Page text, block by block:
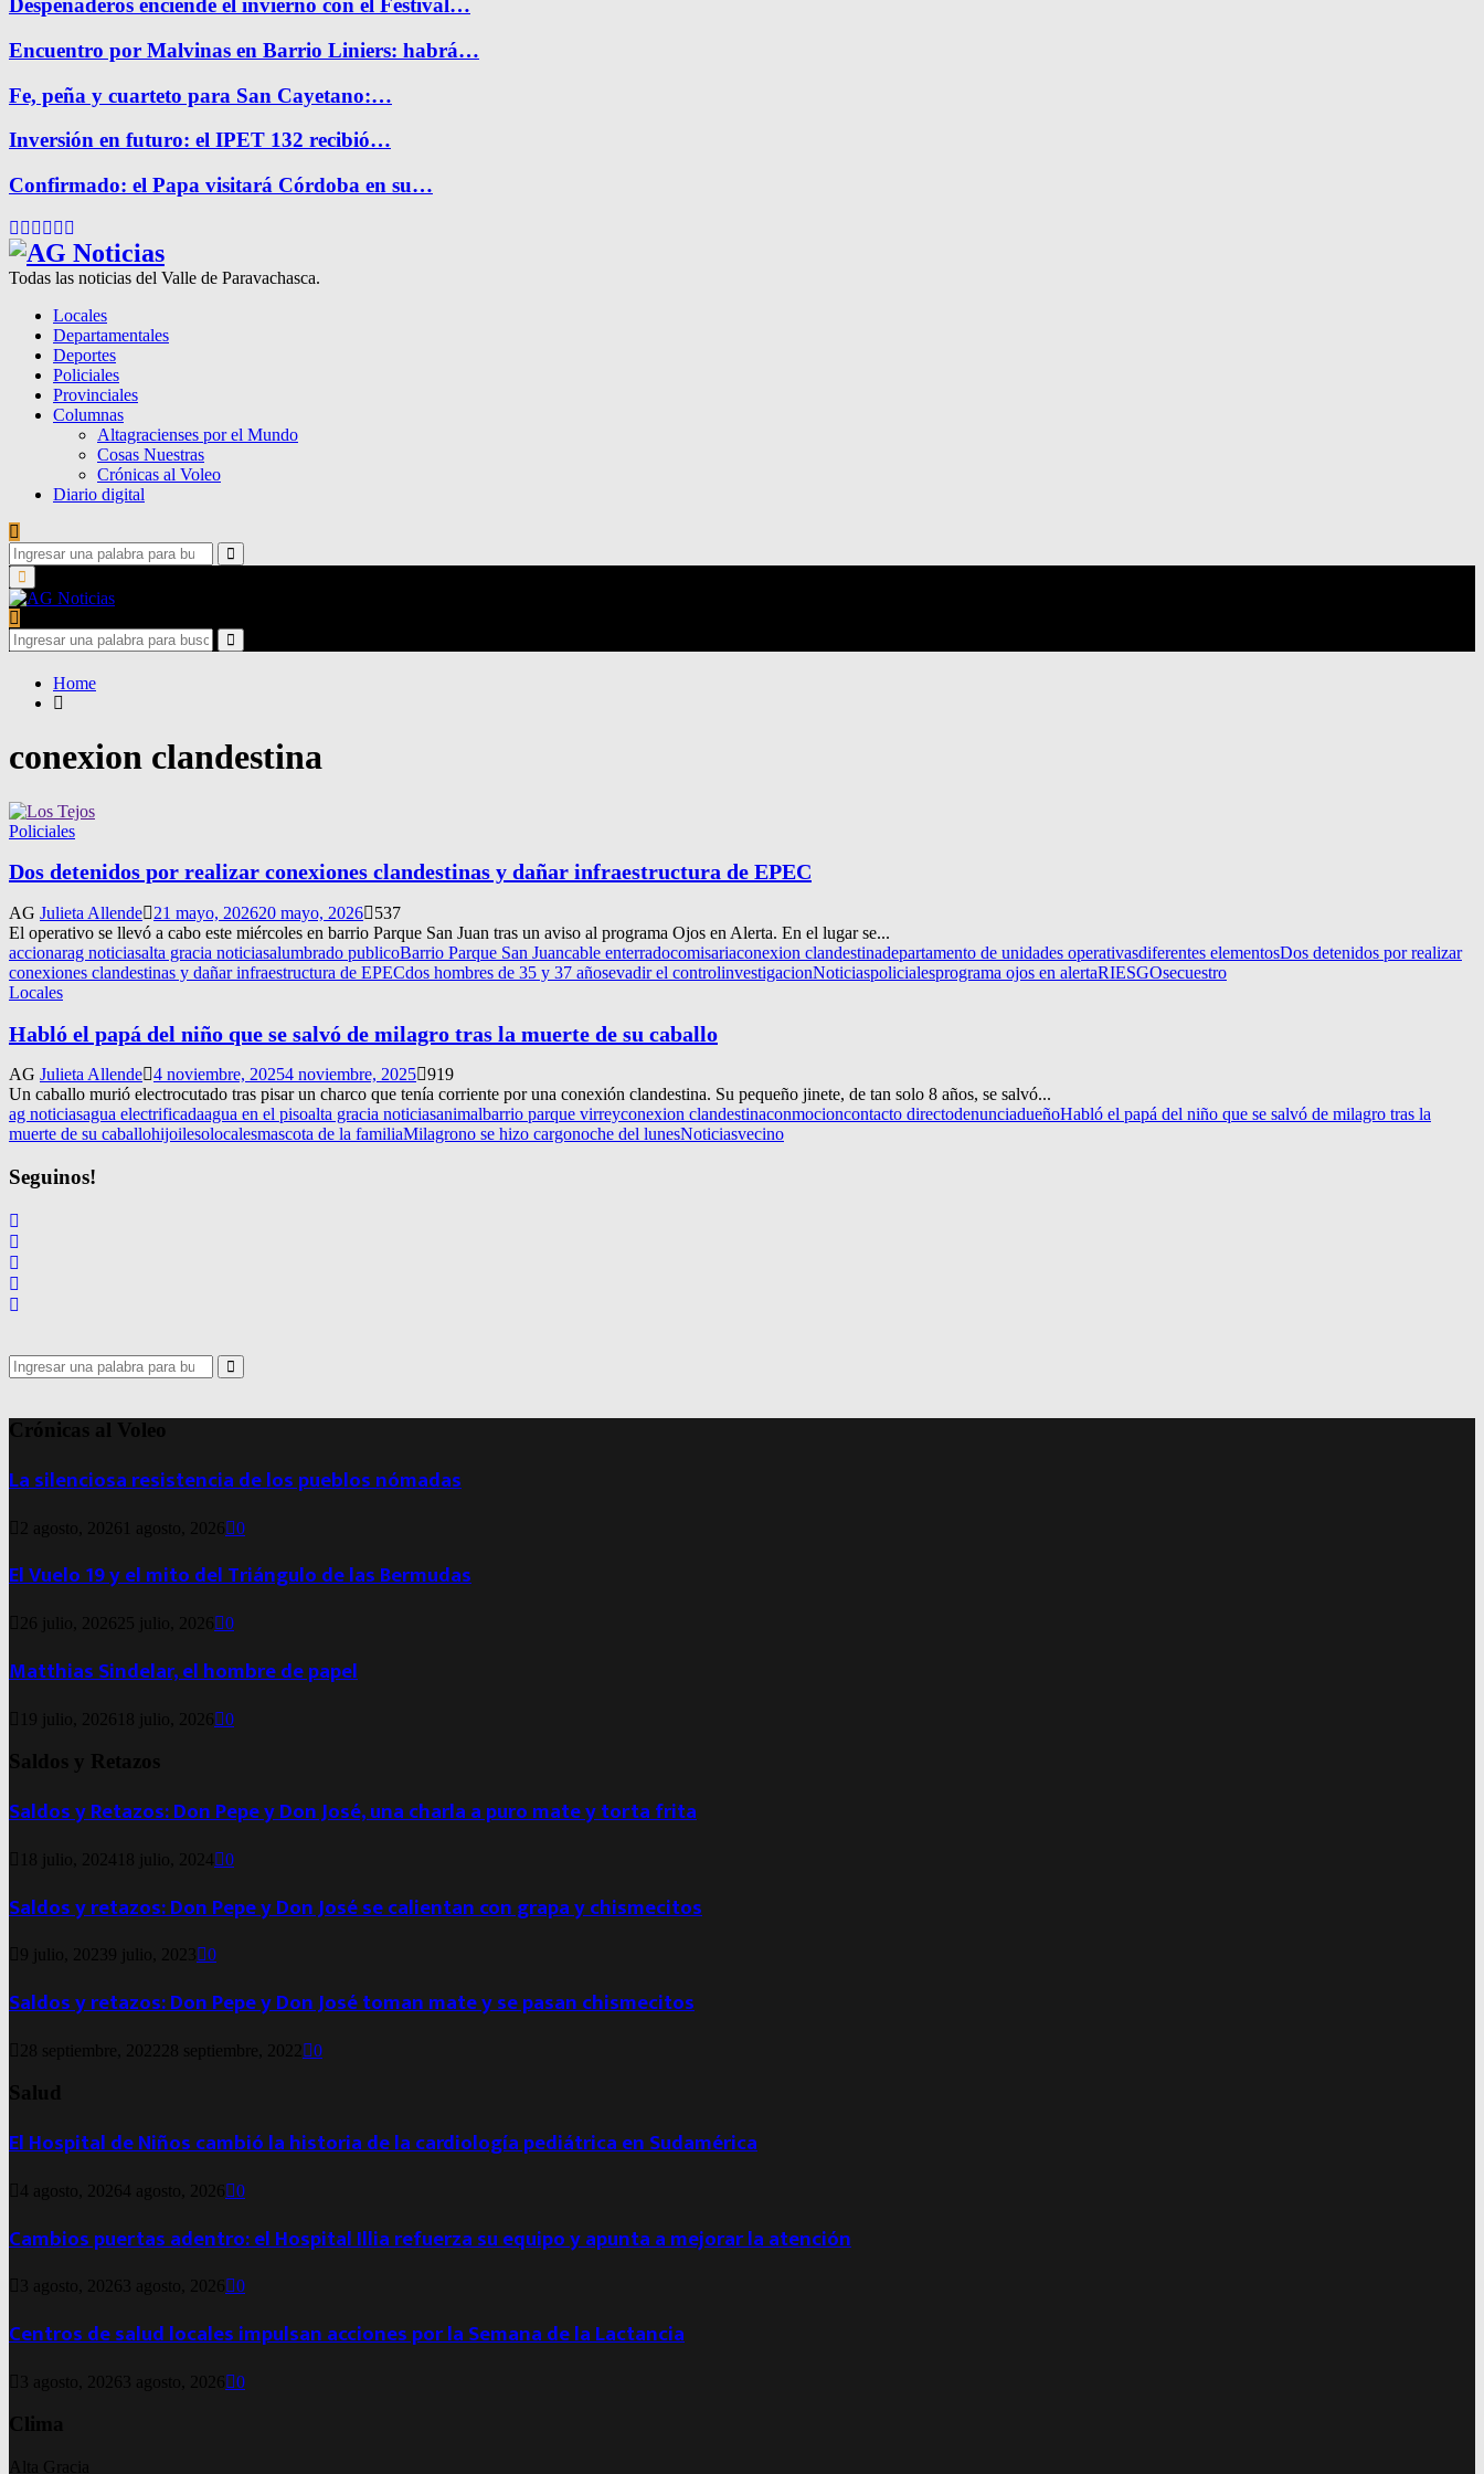
Despeñaderos enciende el invierno con el Festival…
Encuentro por Malvinas en Barrio Liniers: habrá…
Fe, peña y cuarteto para San Cayetano:…
Inversión en futuro: el IPET 132 recibió…
Confirmado: el Papa visitará Córdoba en su…
Facebook
Twitter
Instagram
Pinterest
Google
Todas las noticias del Valle de Paravachasca.
Locales
Departamentales
Deportes
Policiales
Provinciales
Columnas
Altagracienses por el Mundo
Cosas Nuestras
Crónicas al Voleo
Diario digital
Search
for:
Search
Primary
Menu
Search
for:
Search
Home
conexion clandestina
Policiales
Dos detenidos por realizar conexiones clandestinas y dañar infraestructura de EPEC
AG Julieta Allende 21 mayo, 202620 mayo, 2026
537
El operativo se llevó a cabo este miércoles en barrio Parque San Juan tras un aviso al programa Ojos en Alerta. En el lugar se...
accionarag noticiasalta gracia noticiasalumbrado publicoBarrio Parque San Juancable enterradocomisariaconexion clandestinadepartamento de unidades operativasdiferentes elementosDos detenidos por realizar
conexiones clandestinas y dañar infraestructura de EPECdos hombres de 35 y 37 añosevadir el controlinvestigacionNoticiaspolicialesprograma ojos en alertaRIESGOsecuestro
Locales
Habló el papá del niño que se salvó de milagro tras la muerte de su caballo
AG Julieta Allende 4 noviembre, 20254 noviembre, 2025 919
Un caballo murió electrocutado tras pisar un charco que tenía corriente por una conexión clandestina. Su pequeño jinete, de tan solo 8 años, se salvó...
ag noticiasagua electrificadaagua en el pisoalta gracia noticiasanimalbarrio parque virreyconexion clandestinaconmocioncontacto directodenunciadueñoHabló el papá del niño que se salvó de milagro tras la
muerte de su caballohijoilesolocalesmascota de la familiaMilagrono se hizo cargonoche del lunesNoticiasvecino
Seguinos!
Search
for:
Search
Crónicas al Voleo
La silenciosa resistencia de los pueblos nómadas
2 agosto, 2026 1 agosto, 2026 0
El Vuelo 19 y el mito del Triángulo de las Bermudas
26 julio, 2026 25 julio, 2026 0
Matthias Sindelar, el hombre de papel
19 julio, 2026 18 julio, 2026 0
Saldos y Retazos
Saldos y Retazos: Don Pepe y Don José, una charla a puro mate y torta frita
18 julio, 2024 18 julio, 2024 0
Saldos y retazos: Don Pepe y Don José se calientan con grapa y chismecitos
9 julio, 20239 julio, 2023 0
Saldos y retazos: Don Pepe y Don José toman mate y se pasan chismecitos
28 septiembre, 2022 28 septiembre, 2022 0
Salud
El Hospital de Niños cambió la historia de la cardiología pediátrica en Sudamérica
4 agosto, 20264 agosto, 2026 0
Cambios puertas adentro: el Hospital Illia refuerza su equipo y apunta a mejorar la atención
3 agosto, 2026 3 agosto, 2026 0
Centros de salud locales impulsan acciones por la Semana de la Lactancia
3 agosto, 2026 3 agosto, 2026 0
Clima
Alta Gracia